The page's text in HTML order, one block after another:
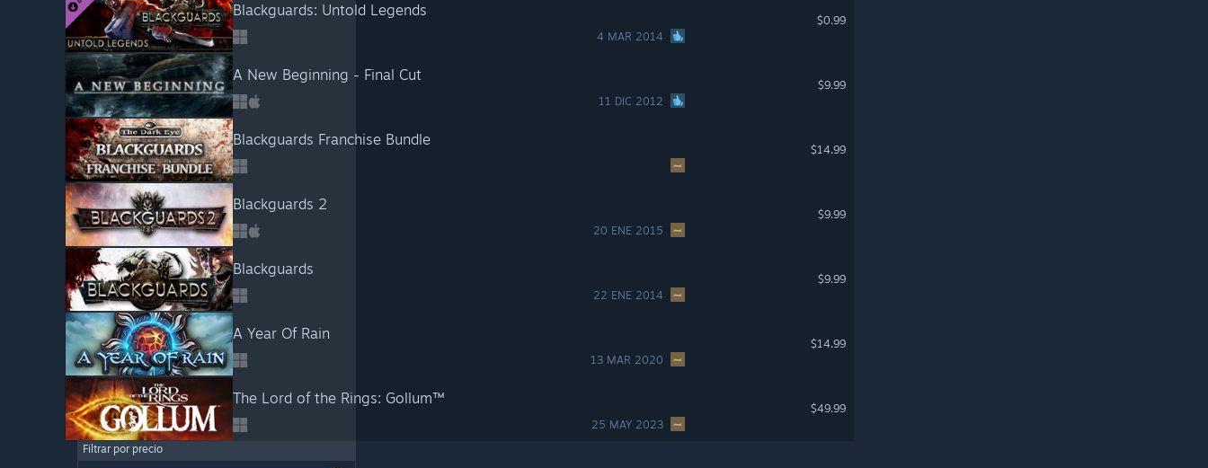
Blackguards: Untold Legends
4 MAR 2014
$0.99
A New Beginning - Final Cut
11 DIC 2012
$9.99
Blackguards Franchise Bundle
$14.99
Blackguards 2
20 ENE 2015
$9.99
Blackguards
22 ENE 2014
$9.99
A Year Of Rain
13 MAR 2020
$14.99
The Lord of the Rings: Gollum™
25 MAY 2023
$49.99
Filtrar por precio